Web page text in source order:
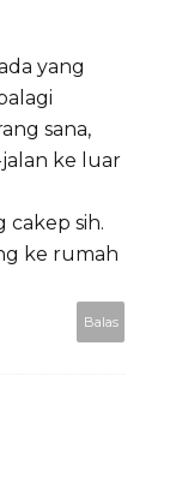
yang
sana,
ke luar
cakep sih.
ke rumah
Balas